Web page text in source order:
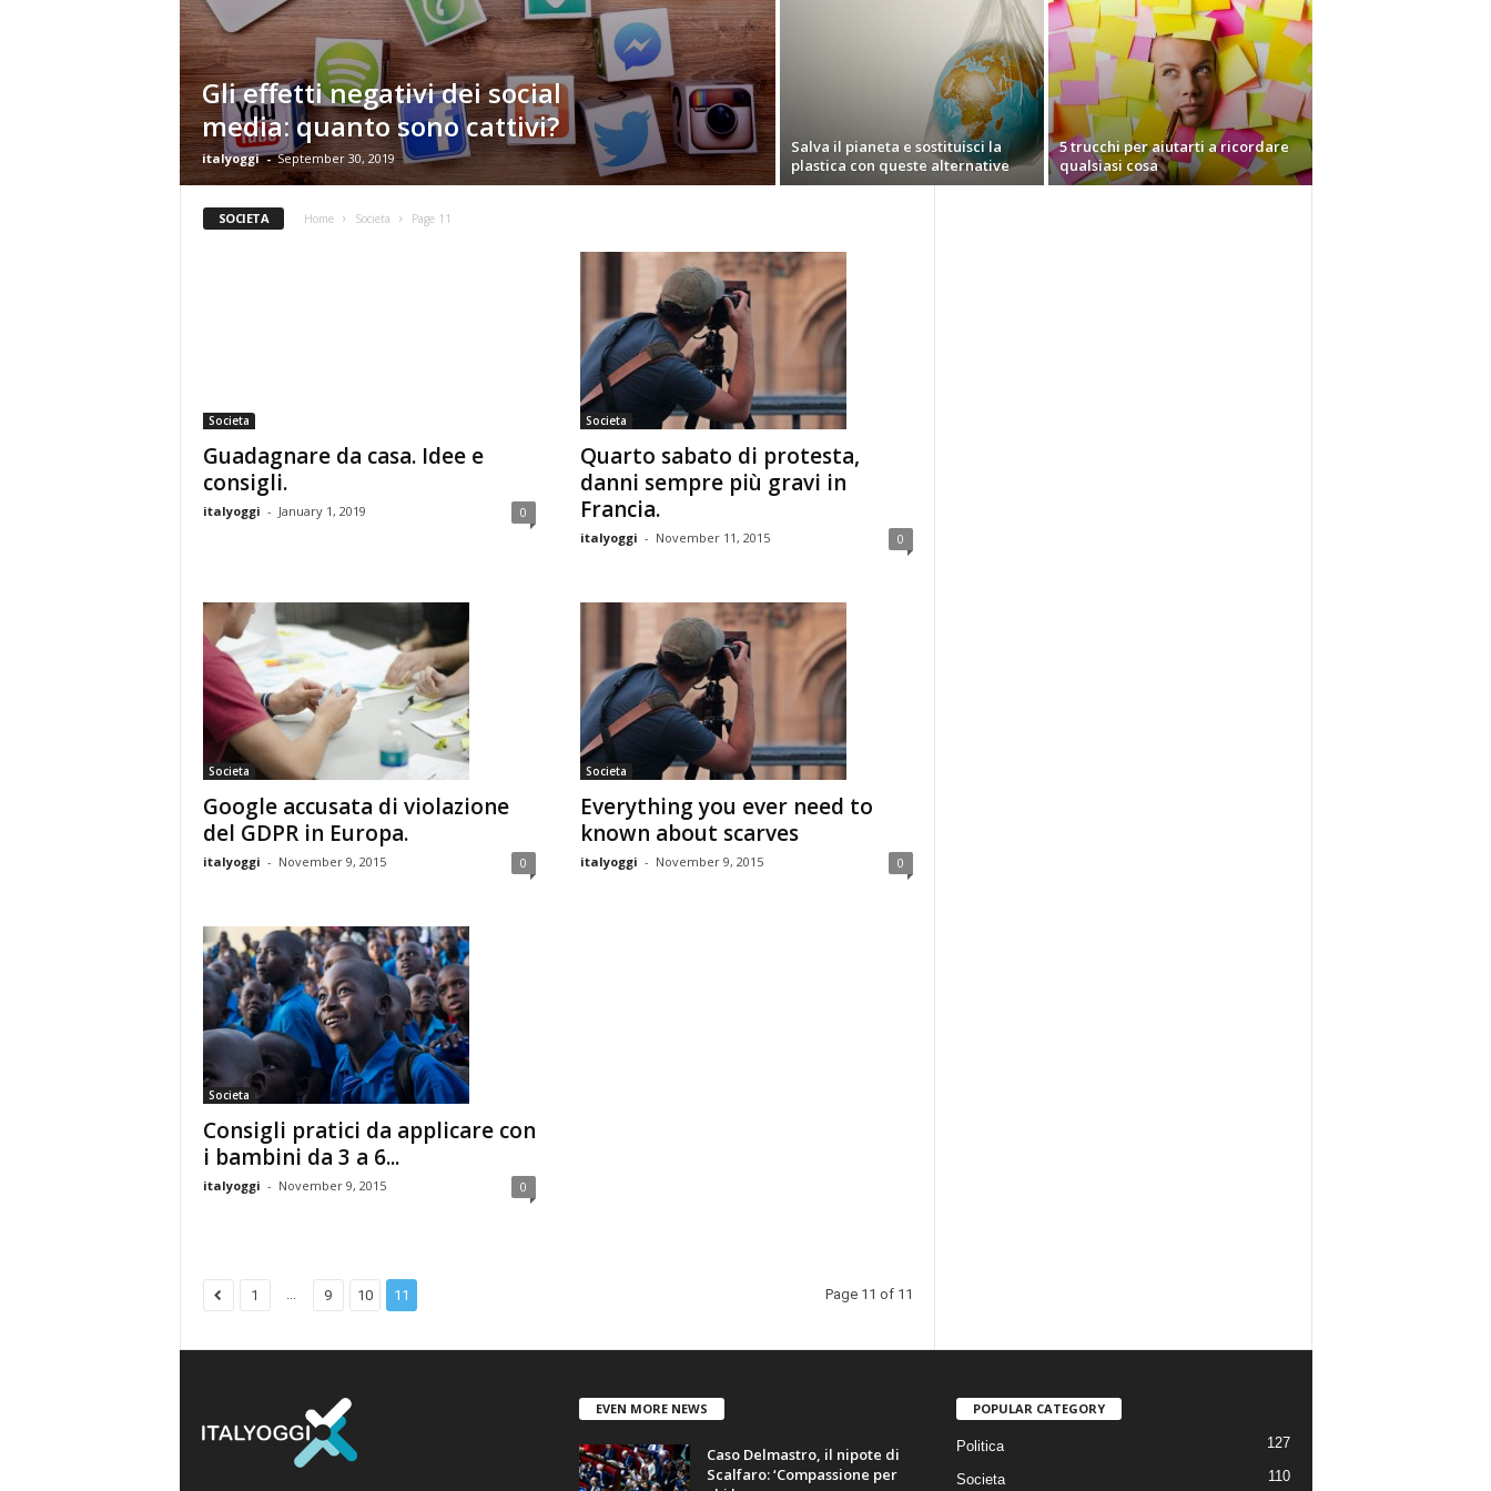
Gli effetti negativi dei social
media: quanto sono cattivi?
italyoggi - September 30, 2019
Salva il pianeta e sostituisci la
plastica con queste alternative
5 trucchi per aiutarti a ricordare
qualsiasi cosa
SOCIETA Home Societa Page 11
Societa
Guadagnare da casa. Idee e
consigli.
italyoggi - January 1, 2019 0
Societa
Quarto sabato di protesta,
danni sempre più gravi in
Francia.
italyoggi - November 11, 2015 0
Societa
Google accusata di violazione
del GDPR in Europa.
italyoggi - November 9, 2015 0
Societa
Everything you ever need to
known about scarves
italyoggi - November 9, 2015 0
Societa
Consigli pratici da applicare con
i bambini da 3 a 6...
italyoggi - November 9, 2015 0
1 ... 9 10 11 Page 11 of 11
EVEN MORE NEWS
Caso Delmastro, il nipote di
Scalfaro: ‘Compassione per
POPULAR CATEGORY
Politica 127
Societa 110